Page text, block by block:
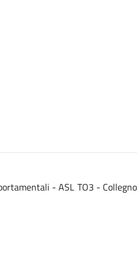
- ASL TO3 - Collegno